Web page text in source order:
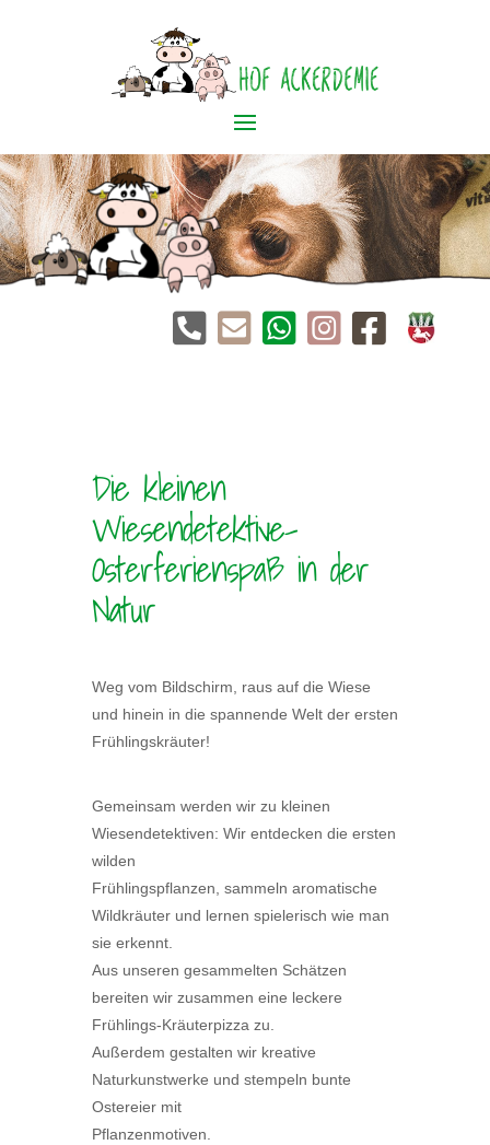





Die kleinen
Wiesendetektive-
Osterferienspaß in der
Natur
Weg vom Bildschirm, raus auf die Wiese
und hinein in die spannende Welt der ersten
Frühlingskräuter!
Gemeinsam werden wir zu kleinen
Wiesendetektiven: Wir entdecken die ersten
wilden
Frühlingspflanzen, sammeln aromatische
Wildkräuter und lernen spielerisch wie man
sie erkennt.
Aus unseren gesammelten Schätzen
bereiten wir zusammen eine leckere
Frühlings-Kräuterpizza zu.
Außerdem gestalten wir kreative
Naturkunstwerke und stempeln bunte
Ostereier mit
Pflanzenmotiven.